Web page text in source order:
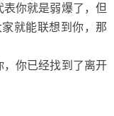
你就是弱爆了，但
就能联想到你，那
你已经找到了离开